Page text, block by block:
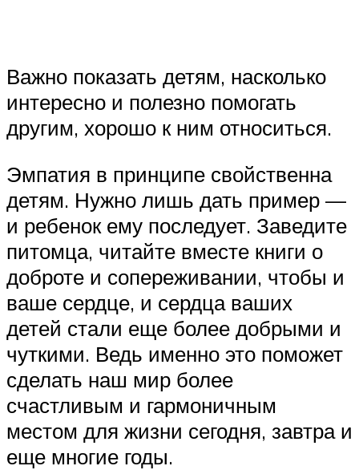
Важно показать детям, насколько
интересно и полезно помогать
другим, хорошо к ним относиться.
Эмпатия в принципе свойственна
детям. Нужно лишь дать пример —
и ребенок ему последует. Заведите
питомца, читайте вместе книги о
доброте и сопереживании, чтобы и
ваше сердце, и сердца ваших
детей стали еще более добрыми и
чуткими. Ведь именно это поможет
сделать наш мир более
счастливым и гармоничным
местом для жизни сегодня, завтра и
еще многие годы.